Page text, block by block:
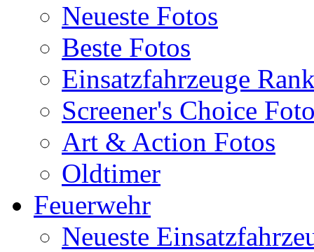
Neueste Fotos
Beste Fotos
Einsatzfahrzeuge
Screener's Choice
Art & Action Fotos
Oldtimer
Feuerwehr
Neueste